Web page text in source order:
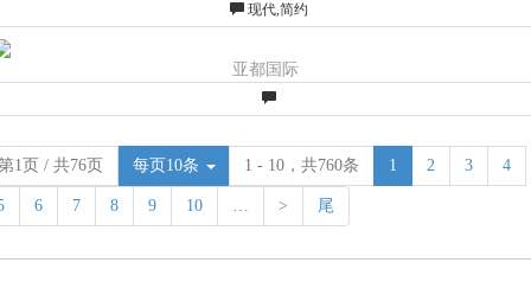
现代,简约
亚都国际
1页 / 共76页 每页10条 1 - 10，共760条 1 2 3 4
6 7 8 9 10 … > 尾